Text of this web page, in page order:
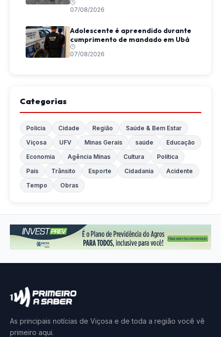
07/08/2026
Adolescente é apreendido durante
cumprimento de mandado em Ubá
07/08/2026
Categorias
Polícia Cidade Região
Saúde & Bem Estar
Viçosa
UFV Minas Gerais saúde
Educação
Economia
Agência Minas Cultura
Política
País
Trânsito Esporte Cidadania
Acidente
Tempo
Obras
As principais notícias de Viçosa e de toda a região você vê
primeiro aqui.